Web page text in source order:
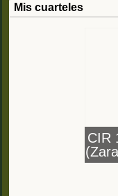
Mis cuarteles
CIR